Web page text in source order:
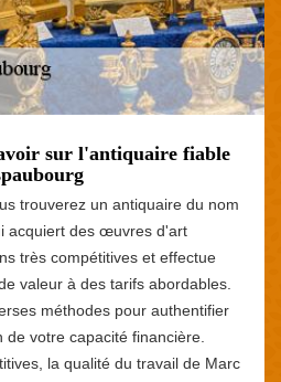
sur l'antiquaire fiable
trouverez un antiquaire du nom
acquiert des œuvres d'art
très compétitives et effectue
valeur à des tarifs abordables.
méthodes pour authentifier
votre capacité financière.
la qualité du travail de Marc